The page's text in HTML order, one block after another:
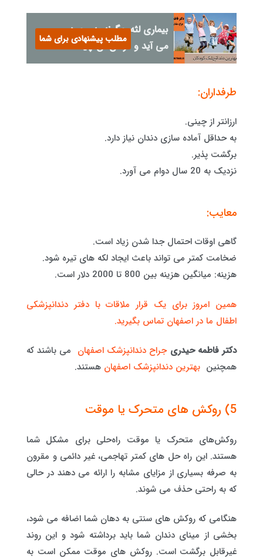
بیماری لثه چگونه به وجود
می آید و درمان آن چیست؟
مطلب پیشنهادی برای شما
طرفداران:
ارزانتر از چینی.
به حداقل آماده سازی دندان نیاز دارد.
برگشت پذیر.
نزدیک به 20 سال دوام می آورد.
معایب:
گاهی اوقات احتمال جدا شدن زیاد است.
ضخامت کمتر می تواند باعث ایجاد لکه های تیره شود.
هزینه: میانگین هزینه بین 800 تا 2000 دلار است.
همین امروز برای یک قرار ملاقات با دفتر دندانپزشکی
اطفال ما در اصفهان تماس بگیرید.
دکتر فاطمه حیدری جراح دندانپزشک اصفهان می باشند که
همچنین بهترین دندانپزشک اصفهان هستند.
5) روکش های متحرک یا موقت
روکش‌های متحرک یا موقت راه‌حلی برای مشکل شما
هستند. این راه حل های کمتر تهاجمی، غیر دائمی و مقرون
به صرفه بسیاری از مزایای مشابه را ارائه می دهند در حالی
که به راحتی حذف می شوند.
هنگامی که روکش های سنتی به دهان شما اضافه می شود،
بخشی از مینای دندان شما باید برداشته شود و این روند
غیرقابل برگشت است. روکش های موقت ممکن است به